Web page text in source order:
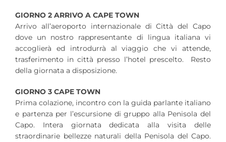
GIORNO 2 ARRIVO A CAPE TOWN
Arrivo all’aeroporto internazionale di Città del Capo
dove un nostro rappresentante di lingua italiana vi
accoglierà ed introdurrà al viaggio che vi attende,
trasferimento in città presso l’hotel prescelto. Resto
della giornata a disposizione.
GIORNO 3 CAPE TOWN
Prima colazione, incontro con la guida parlante italiano
e partenza per l’escursione di gruppo alla Penisola del
Capo. Intera giornata dedicata alla visita delle
straordinarie bellezze naturali della Penisola del Capo.